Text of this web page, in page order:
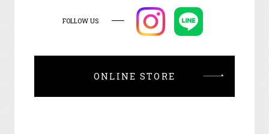
FOLLOW US
ONLINE STORE